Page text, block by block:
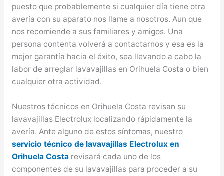
puesto que probablemente si cualquier día tiene otra
avería con su aparato nos llame a nosotros. Aun que
nos recomiende a sus familiares y amigos. Una
persona contenta volverá a contactarnos y esa es la
mejor garantía hacia el éxito, sea llevando a cabo la
labor de arreglar lavavajillas en Orihuela Costa o bien
cualquier otra actividad.
Nuestros técnicos en Orihuela Costa revisan su
lavavajillas Electrolux localizando rápidamente la
avería. Ante alguno de estos síntomas, nuestro
servicio técnico de lavavajillas Electrolux en
Orihuela Costa revisará cada uno de los
componentes de su lavavajillas para proceder a su